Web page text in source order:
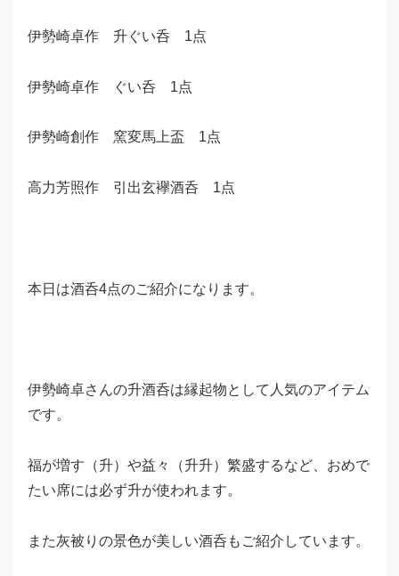
伊勢崎卓作 升ぐい呑 1点
伊勢崎卓作 ぐい呑 1点
伊勢崎創作 窯変馬上盃 1点
高力芳照作 引出玄襷酒呑 1点
本日は酒呑4点のご紹介になります。
伊勢崎卓さんの升酒呑は縁起物として人気のアイテム
です。
福が増す（升）や益々（升升）繁盛するなど、おめで
たい席には必ず升が使われます。
また灰被りの景色が美しい酒呑もご紹介しています。